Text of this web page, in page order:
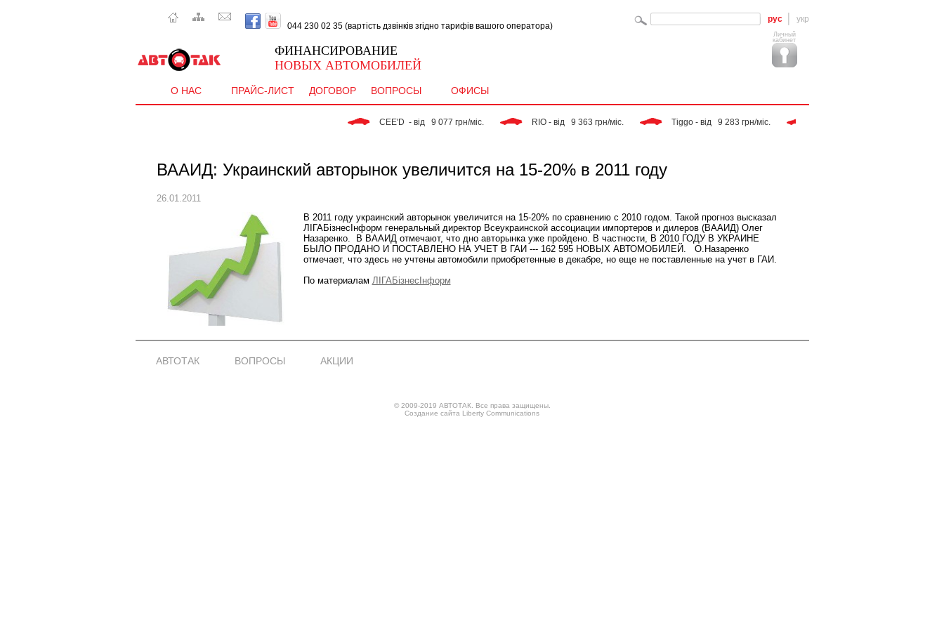
044 230 02 35 (вартість дзвінків згідно тарифів вашого оператора)
рус укр
ФИНАНСИРОВАНИЕ
НОВЫХ АВТОМОБИЛЕЙ
Личный
кабинет
О НАС ПРАЙС-ЛИСТ ДОГОВОР ВОПРОСЫ ОФИСЫ
CEE'D  - від   9 077 грн/міс. RIO - від   9 363 грн/міс. Tiggo - від   9 283 грн/міс.
ВААИД: Украинский авторынок увеличится на 15-20% в 2011 году
26.01.2011
В 2011 году украинский авторынок увеличится на 15-20% по сравнению с 2010 годом. Такой прогноз высказал
ЛІГАБізнесІнформ генеральный директор Всеукраинской ассоциации импортеров и дилеров (ВААИД) Олег
Назаренко. В ВААИД отмечают, что дно авторынка уже пройдено. В частности, В 2010 ГОДУ В УКРАИНЕ
БЫЛО ПРОДАНО И ПОСТАВЛЕНО НА УЧЕТ В ГАИ --- 162 595 НОВЫХ АВТОМОБИЛЕЙ. О.Назаренко
отмечает, что здесь не учтены автомобили приобретенные в декабре, но еще не поставленные на учет в ГАИ.
По материалам ЛІГАБізнесІнформ
АВТОТАК ВОПРОСЫ АКЦИИ
© 2009-2019 АВТОТАК. Все права защищены.
Создание сайта Liberty Communications